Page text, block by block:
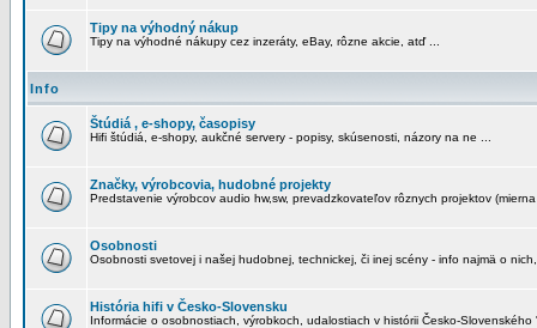
Tipy na výhodný nákup
Tipy na výhodné nákupy cez inzeráty, eBay, rôzne akcie, atď ...
Info
Štúdiá , e-shopy, časopisy
Hifi štúdiá, e-shopy, aukčné servery - popisy, skúsenosti, názory na ne ...
Značky, výrobcovia, hudobné projekty
Predstavenie výrobcov audio hw,sw, prevadzkovateľov rôznych projektov
Osobnosti
Osobnosti svetovej i našej hudobnej, technickej, či inej scény - info najmä o
História hifi v Česko-Slovensku
Informácie o osobnostiach, výrobkoch, udalostiach v histórii Česko-Slovenského